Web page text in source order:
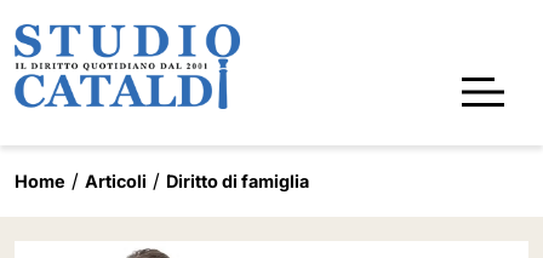
Home Articoli Diritto di famiglia